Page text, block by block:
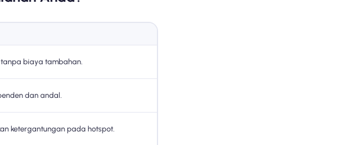
biaya tambahan.
dan andal.
ketergantungan pada hotspot.